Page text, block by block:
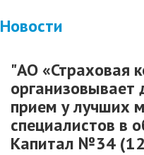
Новости
"АО «Страховая
организовывает
прием у лучших
специалистов в
Капитал №34